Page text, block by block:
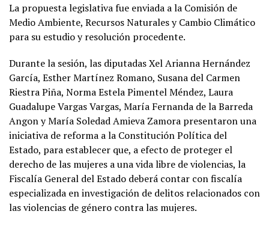
La propuesta legislativa fue enviada a la Comisión de
Medio Ambiente, Recursos Naturales y Cambio Climático
para su estudio y resolución procedente.
Durante la sesión, las diputadas Xel Arianna Hernández
García, Esther Martínez Romano, Susana del Carmen
Riestra Piña, Norma Estela Pimentel Méndez, Laura
Guadalupe Vargas Vargas, María Fernanda de la Barreda
Angon y María Soledad Amieva Zamora presentaron una
iniciativa de reforma a la Constitución Política del
Estado, para establecer que, a efecto de proteger el
derecho de las mujeres a una vida libre de violencias, la
Fiscalía General del Estado deberá contar con fiscalía
especializada en investigación de delitos relacionados con
las violencias de género contra las mujeres.